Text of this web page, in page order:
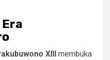
XIII membuka